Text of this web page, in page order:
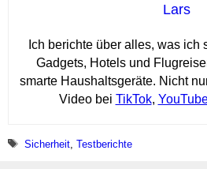
Lars
Ich berichte über alles, was ich
Gadgets, Hotels und
smarte Haushaltsgeräte. Nicht
Video bei TikTok,
Schlagwörter
Sicherheit, Testberichte